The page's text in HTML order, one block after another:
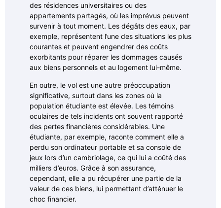
des résidences universitaires ou des
appartements partagés, où les imprévus peuvent
survenir à tout moment. Les dégâts des eaux, par
exemple, représentent l’une des situations les plus
courantes et peuvent engendrer des coûts
exorbitants pour réparer les dommages causés
aux biens personnels et au logement lui-même.
En outre, le vol est une autre préoccupation
significative, surtout dans les zones où la
population étudiante est élevée. Les témoins
oculaires de tels incidents ont souvent rapporté
des pertes financières considérables. Une
étudiante, par exemple, raconte comment elle a
perdu son ordinateur portable et sa console de
jeux lors d’un cambriolage, ce qui lui a coûté des
milliers d’euros. Grâce à son assurance,
cependant, elle a pu récupérer une partie de la
valeur de ces biens, lui permettant d’atténuer le
choc financier.